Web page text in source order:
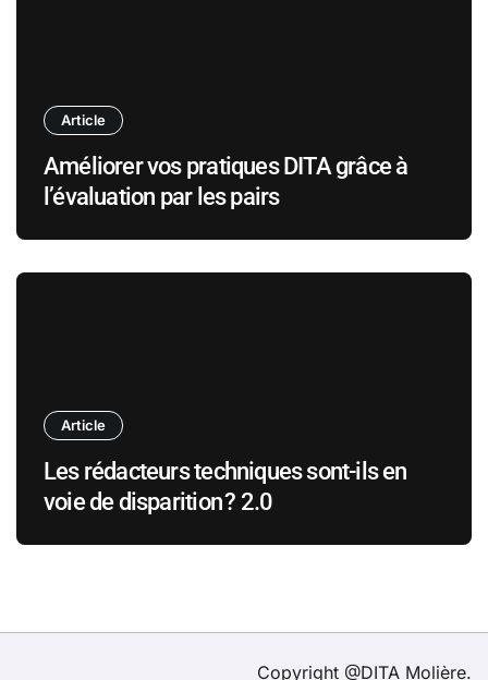
Article
Améliorer vos pratiques DITA grâce à
l’évaluation par les pairs
Article
Les rédacteurs techniques sont-ils en
voie de disparition ? 2.0
Copyright @DITA Molière.